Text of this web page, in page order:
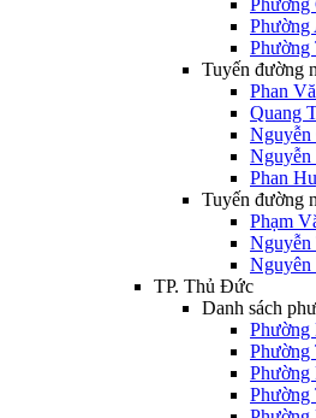
Phường
Phường
Tuyến đường
Phan
Quang
Nguyễn
Phan
Tuyến đường
Phạm
Nguyễn
Nguyên
TP. Thủ Đức
Danh sách
Phường
Phường
Phường